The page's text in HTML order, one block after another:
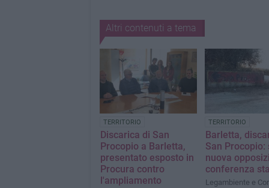
Altri contenuti a tema
TERRITORIO
Discarica di San
Procopio a Barletta,
presentato esposto in
Procura contro
l'ampliamento
TERRITORIO
Barletta,
San Procopio:
nuova
conferenza
Legambiente e